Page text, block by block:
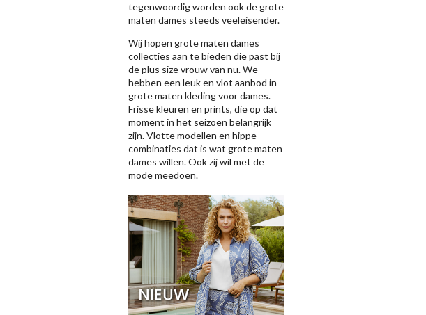
tegenwoordig worden ook de grote
maten dames steeds veeleisender.
Wij hopen grote maten dames
collecties aan te bieden die past bij
de plus size vrouw van nu. We
hebben een leuk en vlot aanbod in
grote maten kleding voor dames.
Frisse kleuren en prints, die op dat
moment in het seizoen belangrijk
zijn. Vlotte modellen en hippe
combinaties dat is wat grote maten
dames willen. Ook zij wil met de
mode meedoen.